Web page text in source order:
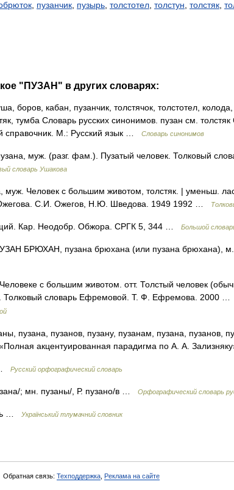
пузанчик пузырь толстотел толстун толстяк
"ПУЗАН" в других словарях:
боров, кабан, пузанчик, толстячок, толстотел,
тумба Словарь русских синонимов. пузан см.
справочник. М.: Русский язык …
Словарь синонимов
муж. (разг. фам.). Пузатый человек. Толковый
словарь Ушакова
Человек с большим животом, толстяк. | уменьш.
С.И. Ожегов, Н.Ю. Шведова. 1949 1992 …
Кар. Неодобр. Обжора. СРГК 5, 344 … Большой
БРЮХАН, пузана брюхана (или пузана брюхана), м.
с большим животом. отт. Толстый человек
Толковый словарь Ефремовой. Т. Ф. Ефремова. 2000 …
пузана, пузанов, пузану, пузанам, пузана, пузанов,
акцентуированная парадигма по А. А.
Русский орфографический словарь
; мн. пузаны/, Р. пузано/в … Орфографический словарь
… Український тлумачний словник
Обратная связь: Техподдержка Реклама на сайте